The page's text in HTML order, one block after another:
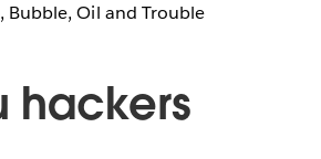
Bubble, Oil and Trouble
hackers